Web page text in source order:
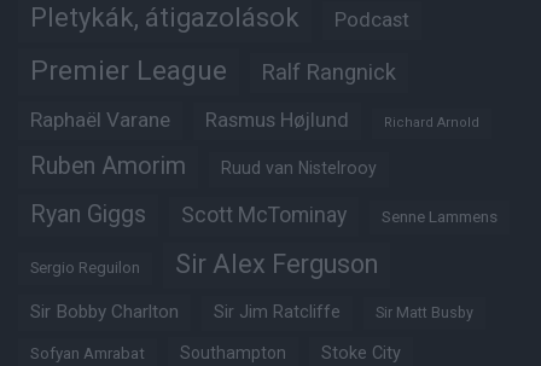
Pletykák, átigazolások Podcast
Premier League Ralf Rangnick
Raphaël Varane Rasmus Højlund Richard Arnold
Ruben Amorim Ruud van Nistelrooy
Ryan Giggs Scott McTominay Senne Lammens
Sergio Reguilon Sir Alex Ferguson
Sir Bobby Charlton Sir Jim Ratcliffe Sir Matt Busby
Sofyan Amrabat Southampton Stoke City